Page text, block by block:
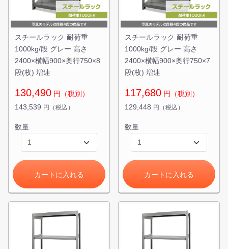
スチールラック 耐荷重
1000kg/段 グレー 高さ
2400×横幅900×奥行750×8
段(枚) 増連
130,490 円（税別）
143,539 円（税込）
数量
カートに入れる
スチールラック 耐荷重
1000kg/段 グレー 高さ
2400×横幅900×奥行750×7
段(枚) 増連
117,680 円（税別）
129,448 円（税込）
数量
カートに入れる